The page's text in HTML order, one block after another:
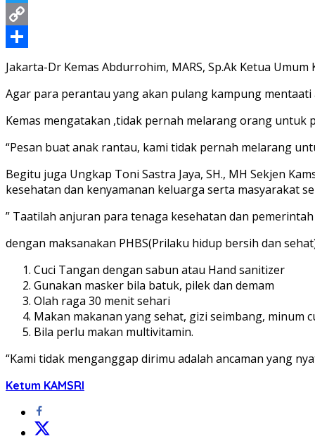
Twitter
Copy
Link
Share
Jakarta-Dr Kemas Abdurrohim, MARS, Sp.Ak Ketua
Agar para perantau yang akan pulang kampung
Kemas mengatakan ,tidak pernah melarang orang untuk
“Pesan buat anak rantau, kami tidak pernah melarang
Begitu juga Ungkap Toni Sastra Jaya, SH., MH Sekjen
kesehatan dan kenyamanan keluarga serta masyarakat
” Taatilah anjuran para tenaga kesehatan dan
dengan maksanakan PHBS(Prilaku hidup bersih dan
Cuci Tangan dengan sabun atau Hand sanitizer
Gunakan masker bila batuk, pilek dan demam
Olah raga 30 menit sehari
Makan makanan yang sehat, gizi seimbang, minum
Bila perlu makan multivitamin.
“Kami tidak menganggap dirimu adalah ancaman yang
Ketum KAMSRI